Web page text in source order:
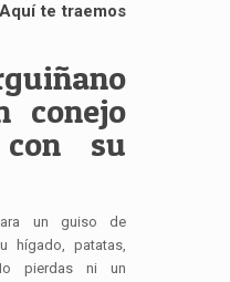
te traemos
conejo
su
un guiso de
hígado, patatas,
pierdas ni un